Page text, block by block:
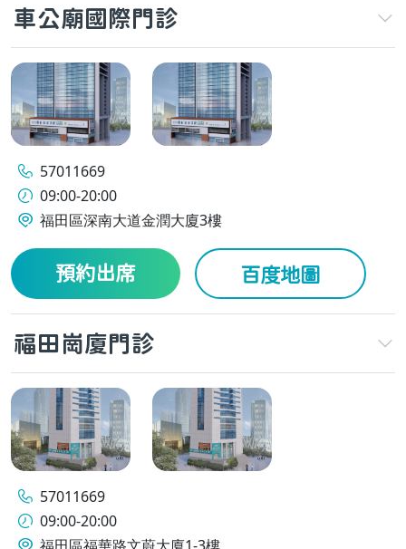
車公廟國際門診
57011669
09:00-20:00
福田區深南大道金潤大廈3樓
預約出席 百度地圖
福田崗廈門診
57011669
09:00-20:00